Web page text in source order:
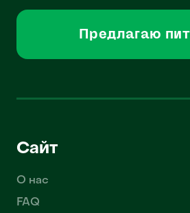
Предлагаю
Сайт
О нас
FAQ